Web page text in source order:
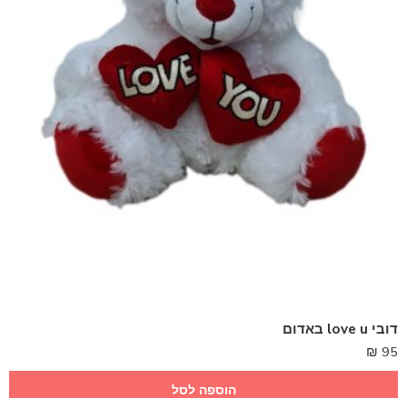
דובי love u באדום
95
₪
הוספה לסל